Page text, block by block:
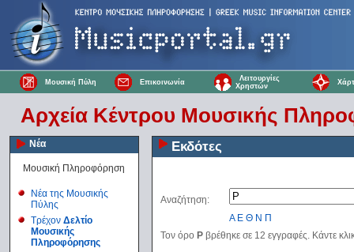
Μουσική Πύλη Επικοινωνία
Λειτουργίες
Χρηστών
Αρχεία Κέντρου Μουσικής
Νέα
Μουσική Πληροφόρηση
Νέα της Μουσικής
Πύλης
Τρέχον Δελτίο
Μουσικής
Πληροφόρησης
Εκδότες
Αναζήτηση:
Α Ε Θ Ν Π
Τον όρο P βρέθηκε σε 12 εγγραφές. Κάντε